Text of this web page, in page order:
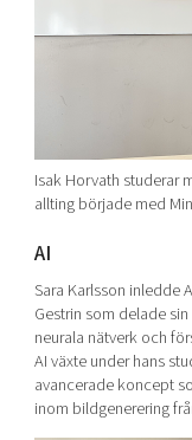
Isak Horvath studerar
allting började med
AI
Sara Karlsson inledde
Gestrin som delade
neurala nätverk och
AI växte under hans
avancerade koncept
inom bildgenerering